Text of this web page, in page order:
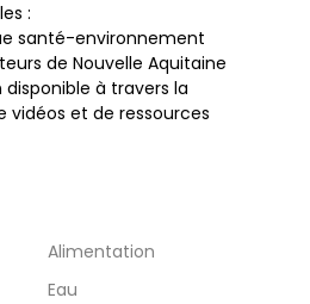
:
santé-environnement
de Nouvelle Aquitaine
à travers la
vidéos et de ressources
Alimentation
Eau